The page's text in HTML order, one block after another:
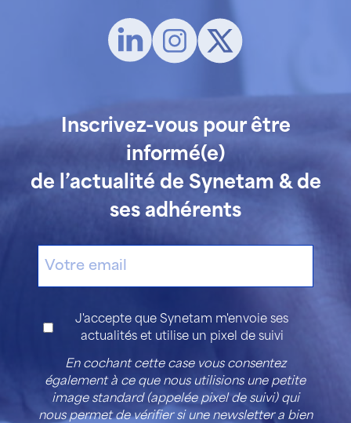
Inscrivez-vous pour être
informé(e)
de l’actualité de Synetam & de
ses adhérents
Consentement
J'accepte que Synetam m'envoie ses
actualités et utilise un pixel de suivi
En cochant cette case vous consentez
également à ce que nous utilisions une petite
image standard (appelée pixel de suivi) qui
nous permet de vérifier si une newsletter a bien